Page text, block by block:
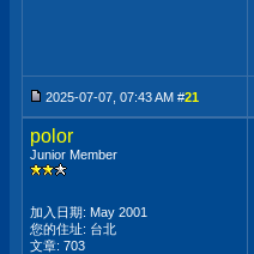
2025-07-07, 07:43 AM #21
polor
Junior Member
加入日期: May 2001
您的住址: 台北
文章: 703